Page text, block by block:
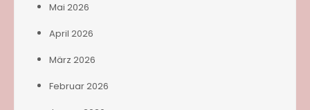
Mai 2026
April 2026
März 2026
Februar 2026